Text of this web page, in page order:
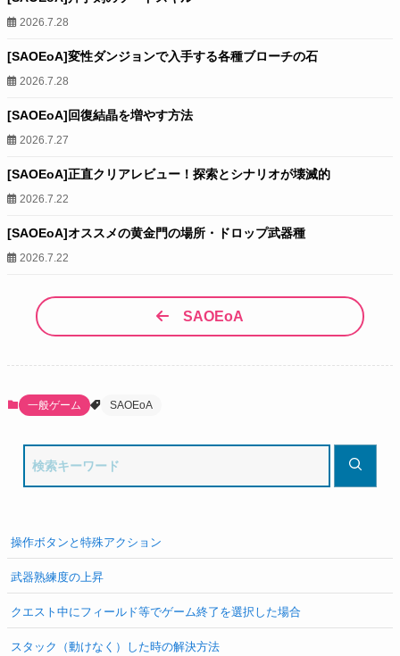
2026.7.28
[SAOEoA]変性ダンジョンで入手する各種ブローチの石
2026.7.28
[SAOEoA]回復結晶を増やす方法
2026.7.27
[SAOEoA]正直クリアレビュー！探索とシナリオが壊滅的
2026.7.22
[SAOEoA]オススメの黄金門の場所・ドロップ武器種
2026.7.22
SAOEoA
一般ゲーム SAOEoA
操作ボタンと特殊アクション
武器熟練度の上昇
クエスト中にフィールド等でゲーム終了を選択した場合
スタック（動けなく）した時の解決方法